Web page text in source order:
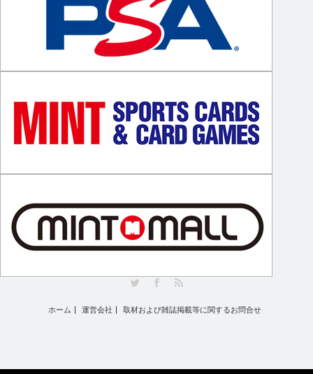
ホーム 運営会社 取材および雑誌掲載等に関するお問合せ